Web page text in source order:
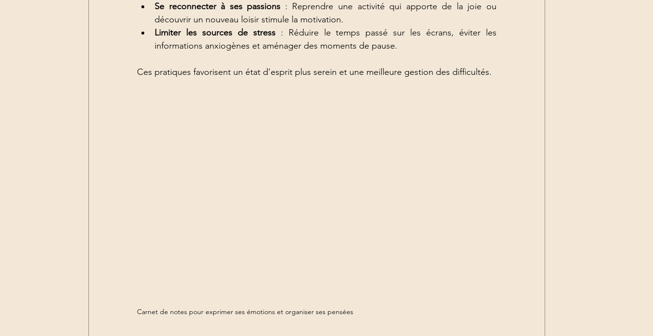
Se reconnecter à ses passions : Reprendre une activité qui apporte de la joie ou
découvrir un nouveau loisir stimule la motivation.
Limiter les sources de stress : Réduire le temps passé sur les écrans, éviter les
informations anxiogènes et aménager des moments de pause.
Ces pratiques favorisent un état d’esprit plus serein et une meilleure gestion des difficultés.
Carnet de notes pour exprimer ses émotions et organiser ses pensées